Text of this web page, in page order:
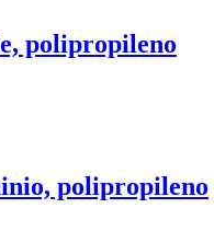
polipropileno
polipropileno